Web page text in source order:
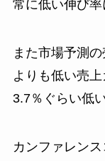
常に低い伸び率
また市場予測
よりも低い売
3.7％ぐらい低
カンファレン